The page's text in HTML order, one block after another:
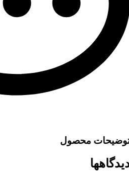
محصول